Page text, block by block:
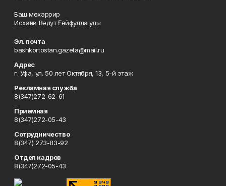
Баш мөхәррир
Исхаҡов Вәдүт Ғәйфулла улы
Эл. почта
bashkortostan.gazeta@mail.ru
Адрес
г. Уфа, ул. 50 лет Октября, 13, 5-й этаж
Рекламная служба
8(347)272-62-61
Приемная
8(347)272-05-43
Сотрудничество
8(347) 273-83-92
Отдел кадров
8(347)272-05-43